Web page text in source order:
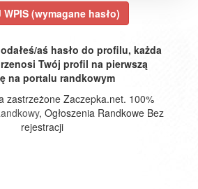
WPIS (wymagane hasło)
aś hasło do profilu, każda
Twój profil na pierwszą
na portalu randkowym
zastrzeżone Zaczepka.net. 100%
, Ogłoszenia Randkowe Bez
rejestracji